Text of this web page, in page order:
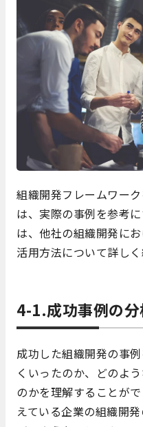
組織開発フレームワー
は、実際の事例を参考
は、他社の組織開発に
活用方法について詳しく
4-1.成功事例の
成功した組織開発の事
くいったのか、どのよ
のかを理解することが
えている企業の組織開